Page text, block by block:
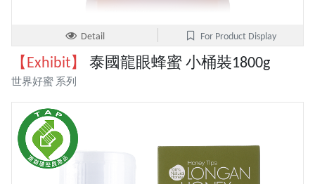
Detail For Product Display
【Exhibit】 泰國龍眼蜂蜜 小桶裝1800g
世界好蜜 系列